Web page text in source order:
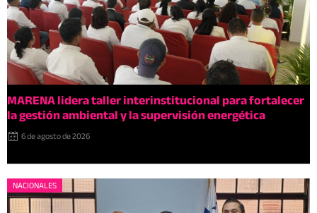
MARENA lidera taller interinstitucional para fortalecer
la gestión ambiental y la supervisión energética
6 de agosto de 2026
NACIONALES